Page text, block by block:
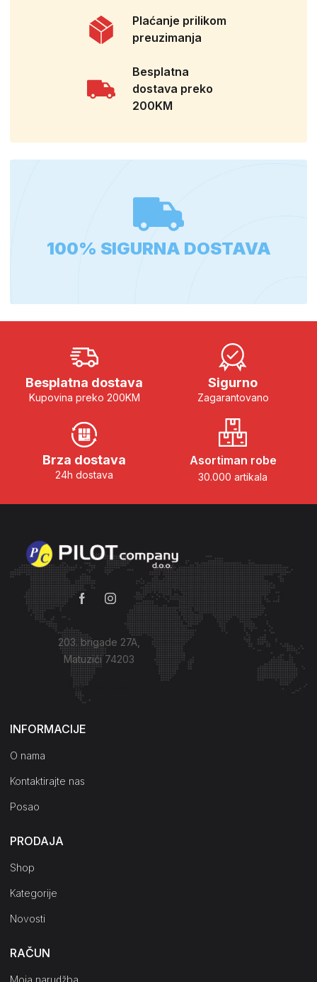
Plaćanje prilikom
preuzimanja
Besplatna
dostava preko
200KM
100% SIGURNA DOSTAVA
Besplatna dostava
Kupovina preko 200KM
Sigurno
Zagarantovano
Brza dostava
24h dostava
Asortiman robe
30.000 artikala
203. brigade 27A,
Matuzići 74203
Kako do nas?
INFORMACIJE
O nama
Kontaktirajte nas
Posao
PRODAJA
Shop
Kategorije
Novosti
RAČUN